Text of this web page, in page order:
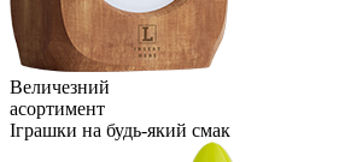
Величезний
асортимент
Іграшки на будь-який смак